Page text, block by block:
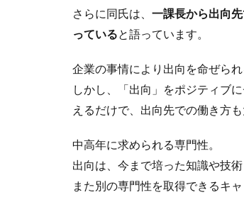
さらに同氏は、 一課長から出向
っていると語っています。
企業の事情により出向を命ぜら
しかし、「出向」をポジティブ
えるだけで、出向先での働き方
中高年に求められる専門性。
出向は、今まで培った知識や技
また別の専門性を取得できるキ